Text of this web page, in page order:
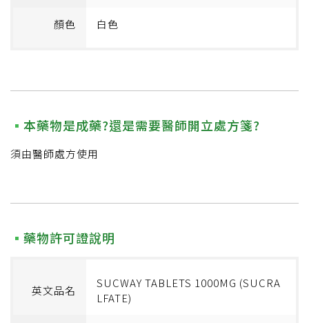
顏色 白色
本藥物是成藥?還是需要醫師開立處方箋?
須由醫師處方使用
藥物許可證說明
英文品名
SUCWAY TABLETS 1000MG (SUCRA
LFATE)